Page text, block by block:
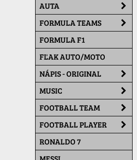
AUTA
FORMULA TEAMS
FORMULA F1
FĽAK AUTO/MOTO
NÁPIS - ORIGINAL
MUSIC
FOOTBALL TEAM
FOOTBALL PLAYER
RONALDO 7